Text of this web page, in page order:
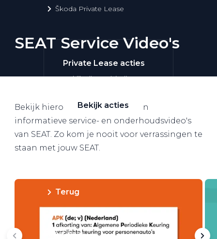
Škoda Private Lease
Private Lease acties
Bekijk alle aanbiedingen
Bekijk acties
Terug
Direct naar
SEAT Service Video's
Bekijk hieronder alle handige en
informatieve service- en onderhoudsvideo's
van SEAT. Zo kom je nooit voor verrassingen te
staan met jouw SEAT.